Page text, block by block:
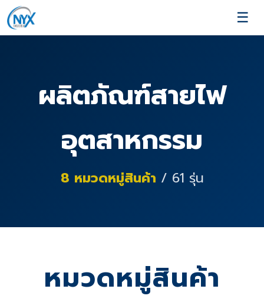
☰
ผลิตภัณฑ์สายไฟ
อุตสาหกรรม
8 หมวดหมู่สินค้า / 61 รุ่น
หมวดหมู่สินค้า